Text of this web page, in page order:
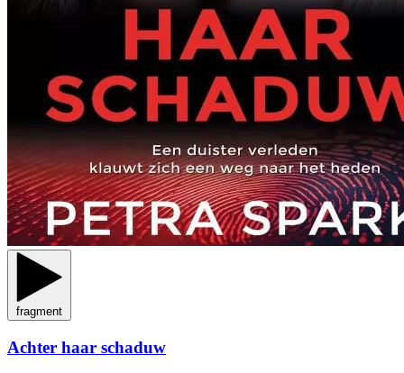
fragment
Achter haar schaduw